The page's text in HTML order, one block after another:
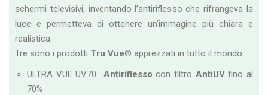
schermi televisivi, inventando l’antiriflesso che rifrangeva la
luce e permetteva di ottenere un’immagine più chiara e
realistica.
Tre sono i prodotti Tru Vue® apprezzati in tutto il mondo:
ULTRA VUE UV70 Antiriflesso con filtro AntiUVfino al
70%